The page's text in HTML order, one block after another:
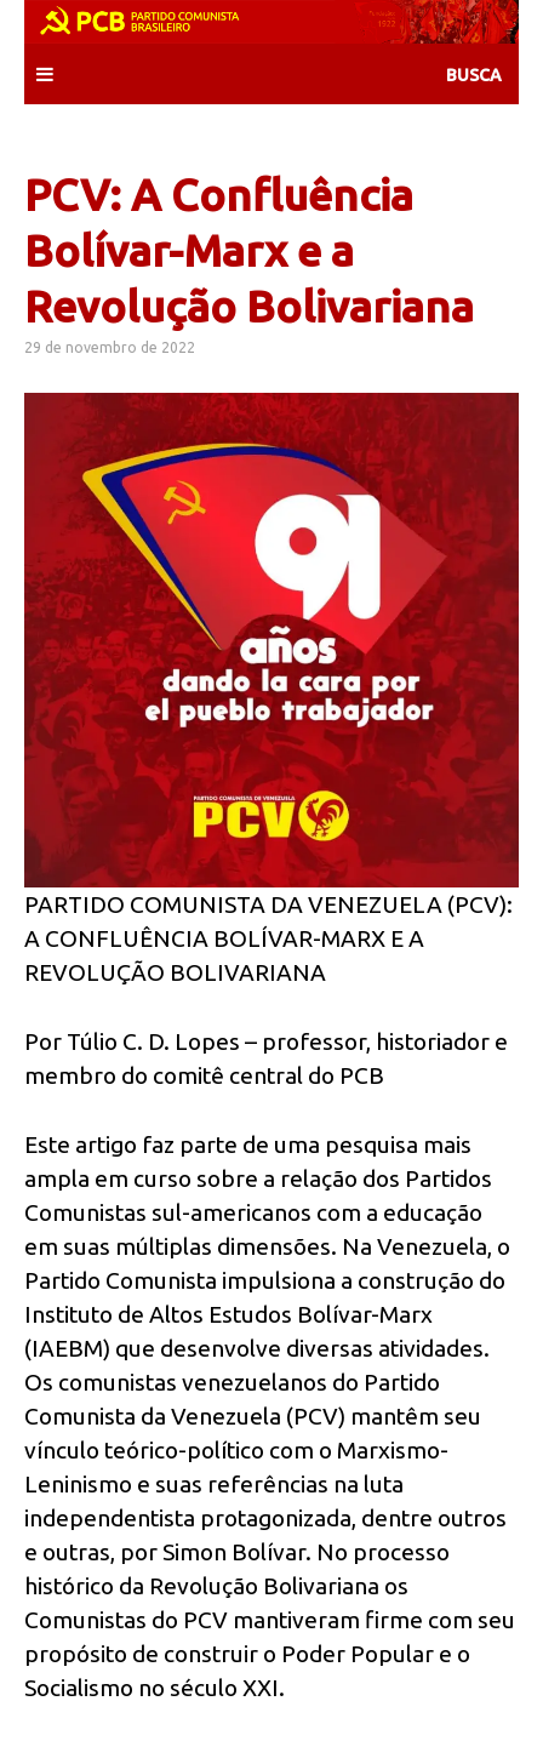
content
PCV: A Confluência
Bolívar-Marx e a
Revolução Bolivariana
29 de novembro de 2022
PARTIDO COMUNISTA DA VENEZUELA (PCV):
A CONFLUÊNCIA BOLÍVAR-MARX E A
REVOLUÇÃO BOLIVARIANA
Por Túlio C. D. Lopes – professor, historiador e
membro do comitê central do PCB
Este artigo faz parte de uma pesquisa mais
ampla em curso sobre a relação dos Partidos
Comunistas sul-americanos com a educação
em suas múltiplas dimensões. Na Venezuela, o
Partido Comunista impulsiona a construção do
Instituto de Altos Estudos Bolívar-Marx
(IAEBM) que desenvolve diversas atividades.
Os comunistas venezuelanos do Partido
Comunista da Venezuela (PCV) mantêm seu
vínculo teórico-político com o Marxismo-
Leninismo e suas referências na luta
independentista protagonizada, dentre outros
e outras, por Simon Bolívar. No processo
histórico da Revolução Bolivariana os
Comunistas do PCV mantiveram firme com seu
propósito de construir o Poder Popular e o
Socialismo no século XXI.